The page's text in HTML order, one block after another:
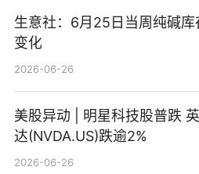
生意社：6月25日当周纯碱库
变化
2026-06-26
美股异动 | 明星科技股普跌
达(NVDA.US)跌逾2%
2026-06-26